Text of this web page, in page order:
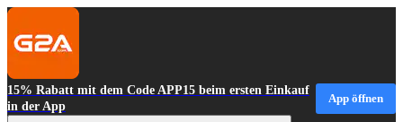
15% Rabatt mit dem Code APP15 beim ersten Einkauf
in der App
App öffnen